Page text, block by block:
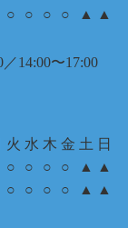
○ ○ ○ ○ ▲ ▲
／14:00〜17:00
火 水 木 金 土 日
○ ○ ○ ○ ▲
▲
○ ○ ○ ○ ▲ ▲